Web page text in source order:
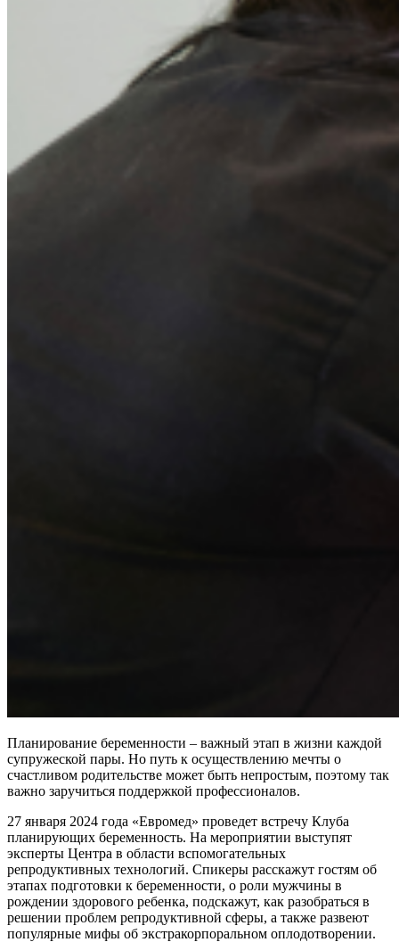
Планирование беременности – важный этап в жизни каждой
супружеской пары. Но путь к осуществлению мечты о
счастливом родительстве может быть непростым, поэтому так
важно заручиться поддержкой профессионалов.
27 января 2024 года «Евромед» проведет встречу Клуба
планирующих беременность. На мероприятии выступят
эксперты Центра в области вспомогательных
репродуктивных технологий. Спикеры расскажут гостям об
этапах подготовки к беременности, о роли мужчины в
рождении здорового ребенка, подскажут, как разобраться в
решении проблем репродуктивной сферы, а также развеют
популярные мифы об экстракорпоральном оплодотворении.